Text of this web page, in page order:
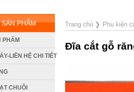
PHẨM
PHẨM
LIÊN HỆ CHI TIẾT
CHUỖI
Trang chủ❯ Phụ kiện
Đĩa cắt gỗ